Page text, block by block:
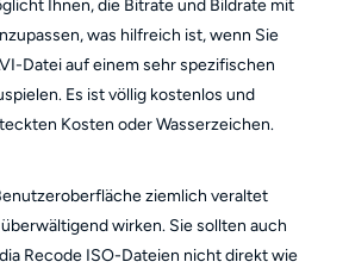
Ihnen, die Bitrate und Bildrate mit
was hilfreich ist, wenn Sie
Datei auf einem sehr spezifischen
Es ist völlig kostenlos und
Kosten oder Wasserzeichen.
ziemlich veraltet
wirken. Sie sollten auch
Recode ISO-Dateien nicht direkt wie